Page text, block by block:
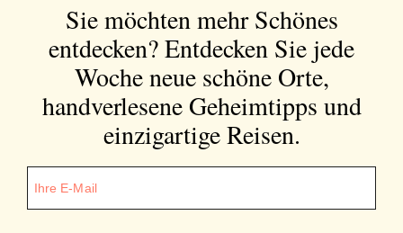
Sie möchten mehr Schönes
entdecken?Entdecken Sie jede
Woche neue schöne Orte,
handverlesene Geheimtipps und
einzigartige Reisen.